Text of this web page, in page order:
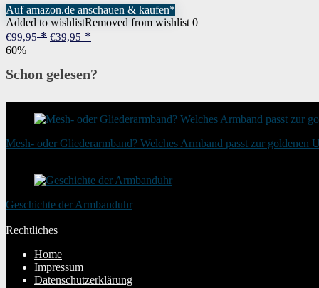
Auf amazon.de anschauen & kaufen*
Added to wishlistRemoved from wishlist 0
€99,95
Ursprünglicher
€99,95
€39,95
€39,95.
60%
Schon gelesen?
Mesh- oder Gliederarmband? Welches Armband passt zur goldenen
Geschichte der Armbanduhr
Rechtliches
Home
Impressum
Datenschutzerklärung